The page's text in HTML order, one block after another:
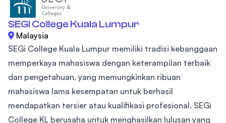
SEGI College Kuala Lumpur
Malaysia
SEGi College Kuala Lumpur memiliki tradisi kebanggaan
memperkaya mahasiswa dengan keterampilan terbaik
dan pengetahuan, yang memungkinkan ribuan
mahasiswa lama kesempatan untuk berhasil
mendapatkan tersier atau kualifikasi profesional. SEGi
College KL berusaha untuk menghasilkan lulusan yang